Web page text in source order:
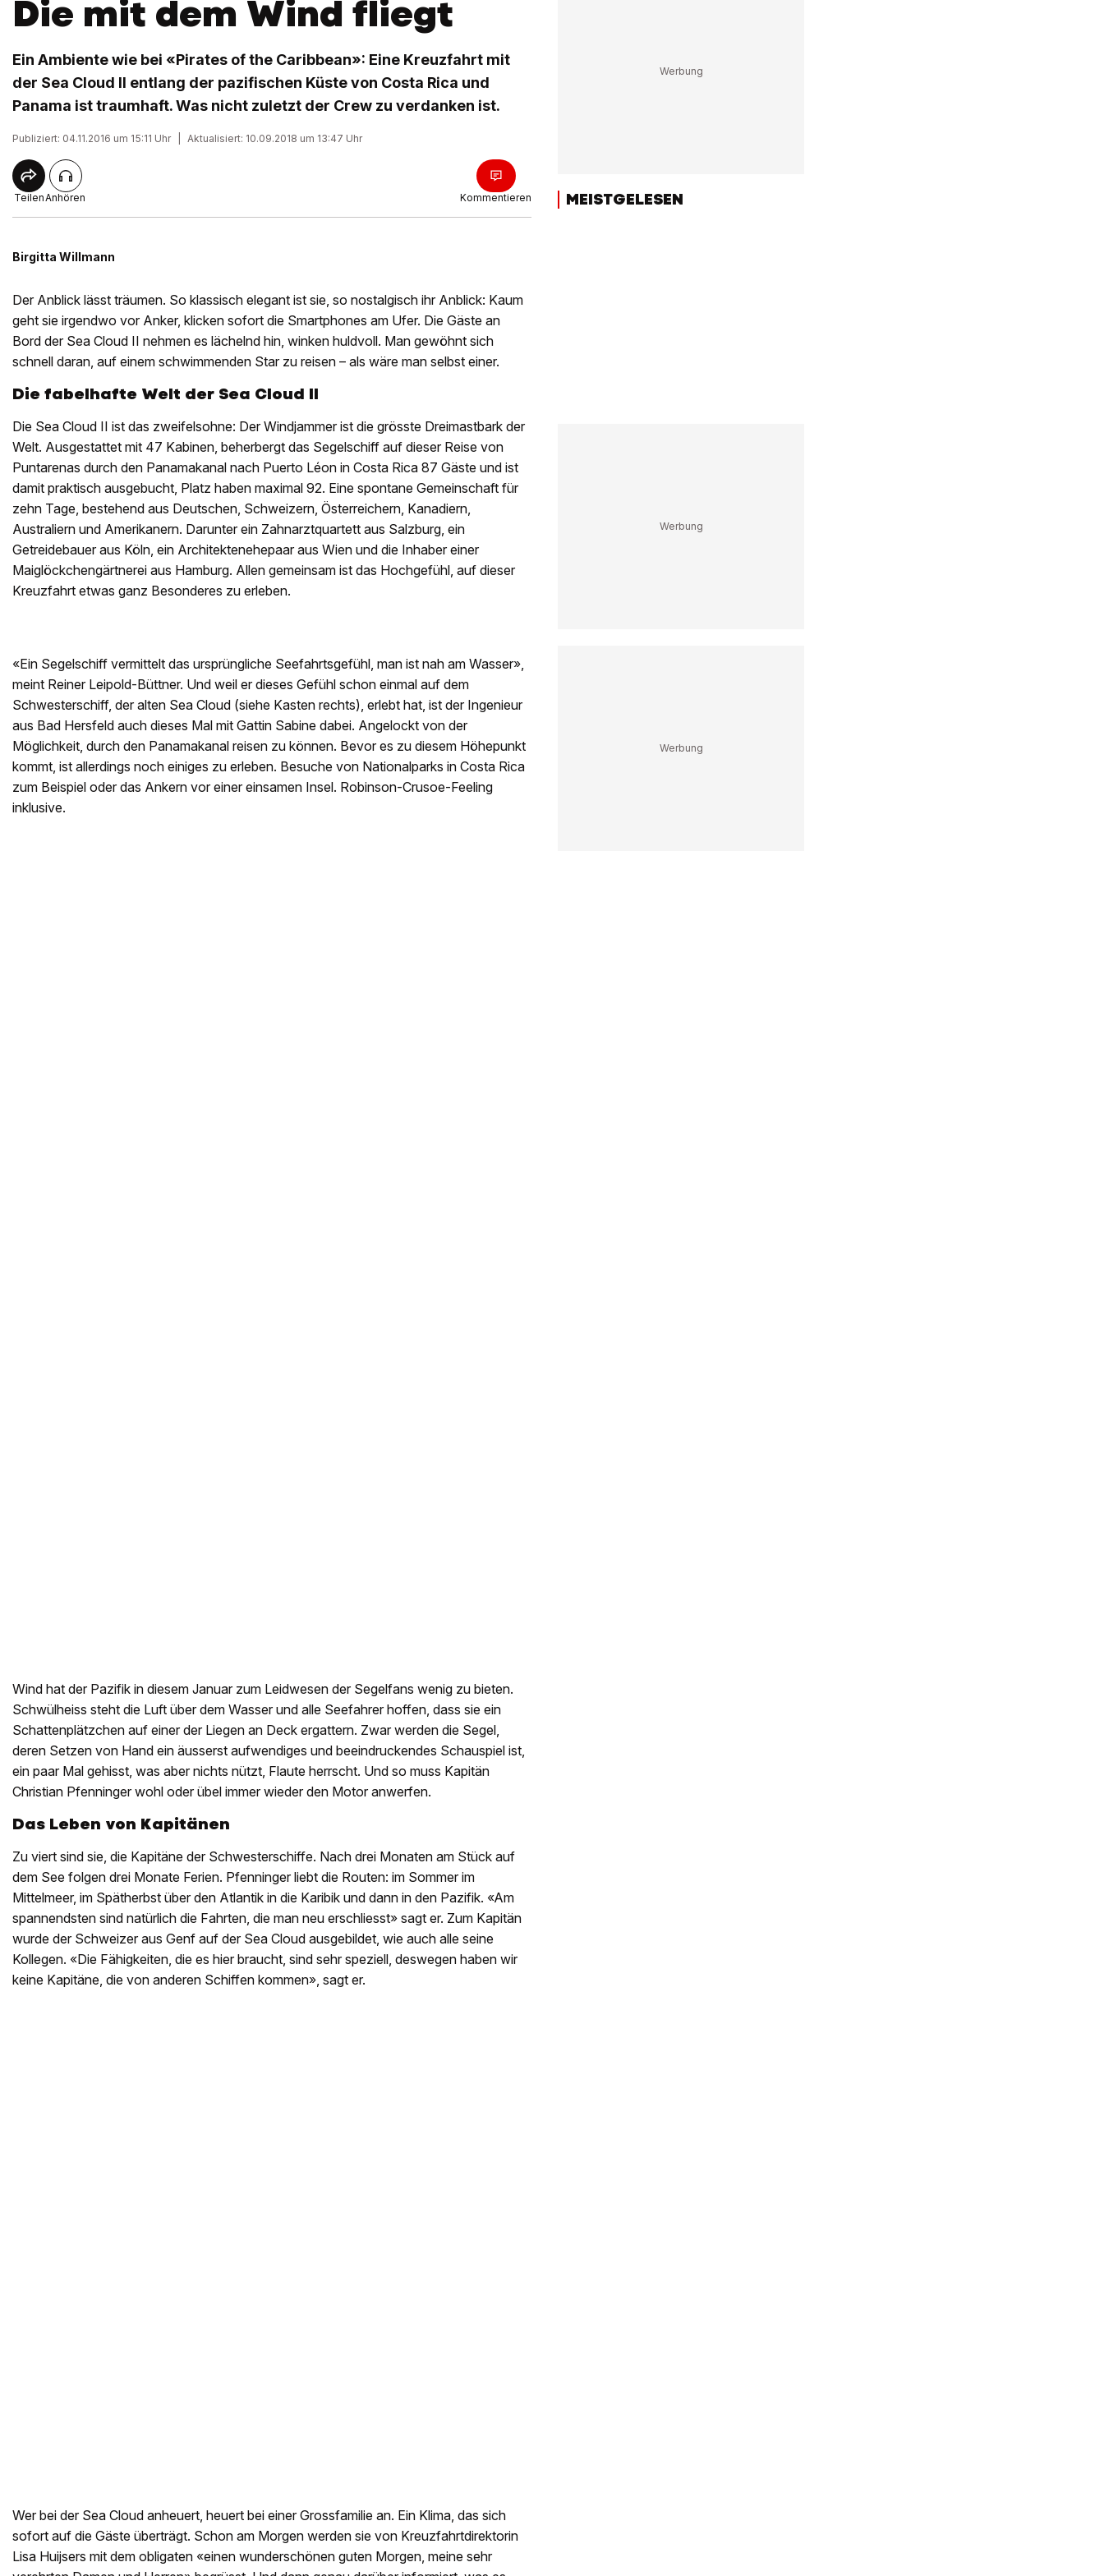
Die mit dem Wind fliegt
Ein Ambiente wie bei «Pirates of the Caribbean»: Eine Kreuzfahrt mit
der Sea Cloud II entlang der pazifischen Küste von Costa Rica und
Panama ist traumhaft. Was nicht zuletzt der Crew zu verdanken ist.
Publiziert: 04.11.2016 um 15:11 Uhr Aktualisiert: 10.09.2018 um 13:47 Uhr
TeilenAnhören Kommentieren
Birgitta Willmann
Der Anblick lässt träumen. So klassisch elegant ist sie, so nostalgisch ihr Anblick: Kaum
geht sie irgendwo vor Anker, klicken sofort die Smartphones am Ufer. Die Gäste an
Bord der Sea Cloud II nehmen es lächelnd hin, winken huldvoll. Man gewöhnt sich
schnell daran, auf einem schwimmenden Star zu reisen – als wäre man selbst einer.
Die fabelhafte Welt der Sea Cloud II
Die Sea Cloud II ist das zweifelsohne: Der Windjammer ist die grösste Dreimastbark der
Welt. Ausgestattet mit 47 Kabinen, beherbergt das Segelschiff auf dieser Reise von
Puntarenas durch den Panamakanal nach Puerto Léon in Costa Rica 87 Gäste und ist
damit praktisch ausgebucht, Platz haben maximal 92. Eine spontane Gemeinschaft für
zehn Tage, bestehend aus Deutschen, Schweizern, Österreichern, Kanadiern,
Australiern und Amerikanern. Darunter ein Zahnarztquartett aus Salzburg, ein
Getreidebauer aus Köln, ein Architektenehepaar aus Wien und die Inhaber einer
Maiglöckchengärtnerei aus Hamburg. Allen gemeinsam ist das Hochgefühl, auf dieser
Kreuzfahrt etwas ganz Besonderes zu erleben.
«Ein Segelschiff vermittelt das ursprüngliche Seefahrtsgefühl, man ist nah am Wasser»,
meint Reiner Leipold-Büttner. Und weil er dieses Gefühl schon einmal auf dem
Schwesterschiff, der alten Sea Cloud (siehe Kasten rechts), erlebt hat, ist der Ingenieur
aus Bad Hersfeld auch dieses Mal mit Gattin Sabine dabei. Angelockt von der
Möglichkeit, durch den Panamakanal reisen zu können. Bevor es zu diesem Höhepunkt
kommt, ist allerdings noch einiges zu erleben. Besuche von Nationalparks in Costa Rica
zum Beispiel oder das Ankern vor einer einsamen Insel. Robinson-Crusoe-Feeling
inklusive.
Wind hat der Pazifik in diesem Januar zum Leidwesen der Segelfans wenig zu bieten.
Schwülheiss steht die Luft über dem Wasser und alle Seefahrer hoffen, dass sie ein
Schattenplätzchen auf einer der Liegen an Deck ergattern. Zwar werden die Segel,
deren Setzen von Hand ein äusserst aufwendiges und beeindruckendes Schauspiel ist,
ein paar Mal gehisst, was aber nichts nützt, Flaute herrscht. Und so muss Kapitän
Christian Pfenninger wohl oder übel immer wieder den Motor anwerfen.
Das Leben von Kapitänen
Zu viert sind sie, die Kapitäne der Schwesterschiffe. Nach drei Monaten am Stück auf
dem See folgen drei Monate Ferien. Pfenninger liebt die Routen: im Sommer im
Mittelmeer, im Spätherbst über den Atlantik in die Karibik und dann in den Pazifik. «Am
spannendsten sind natürlich die Fahrten, die man neu erschliesst» sagt er. Zum Kapitän
wurde der Schweizer aus Genf auf der Sea Cloud ausgebildet, wie auch alle seine
Kollegen. «Die Fähigkeiten, die es hier braucht, sind sehr speziell, deswegen haben wir
keine Kapitäne, die von anderen Schiffen kommen», sagt er.
Wer bei der Sea Cloud anheuert, heuert bei einer Grossfamilie an. Ein Klima, das sich
sofort auf die Gäste überträgt. Schon am Morgen werden sie von Kreuzfahrtdirektorin
Lisa Huijsers mit dem obligaten «einen wunderschönen guten Morgen, meine sehr
MEISTGELESEN